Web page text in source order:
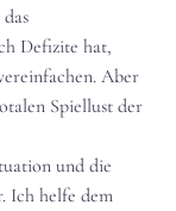
Defizite hat,
Aber
Spiellust der
und die
Ich helfe dem